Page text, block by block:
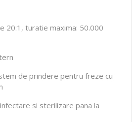
20:1, turatie maxima: 50.000
de prindere pentru freze cu
si sterilizare pana la